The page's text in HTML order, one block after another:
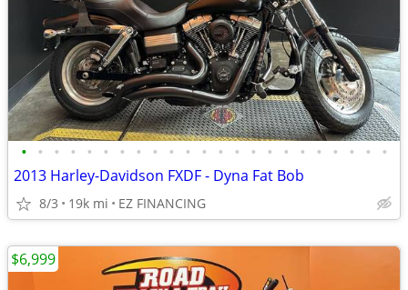
• • • • • • • • • • • • • • • • • • • • • • •
2013 Harley-Davidson FXDF - Dyna Fat Bob
8/3 19k mi EZ FINANCING
$6,999